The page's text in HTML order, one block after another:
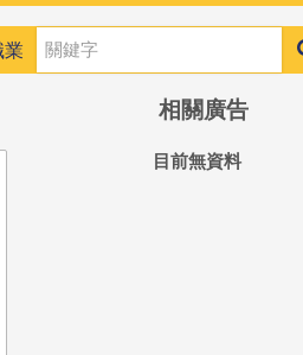
業
相關廣告
目前無資料